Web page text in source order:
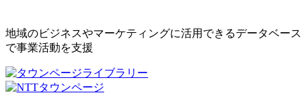
地域のビジネスやマーケティングに活用できるデータベース
で事業活動を支援